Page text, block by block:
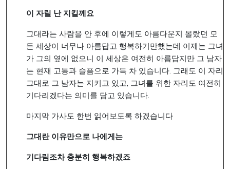
이 자릴 난 지킬께요
그대라는 사람을 안 후에 이렇게도 아름다운지 몰랐던 모
든 세상이 너무나 아름답고 행복하기만했는데 이제는 그녀
가 그의 옆에 없으니 이 세상은 여전히 아름답지만 그 남자
는 현재 고통과 슬픔으로 가득 차 있습니다. 그래도 이 자리
그대로 그 남자는 지키고 있고, 그녀를 위한 자리도 여전히
기다리겠다는 의미를 담고 있습니다.
마지막 가사도 한번 읽어보도록 하겠습니다
그대란 이유만으로 나에게는
기다림조차 충분히 행복하겠죠